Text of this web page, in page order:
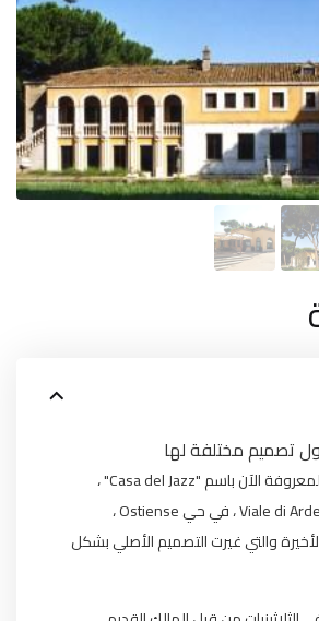
تصميم مختلفة لها
شهدت Villa Osio ، المعروفة الآن باسم "Casa del Jazz" ،
والتي تقع في Viale di Ardeatina ، في حي Ostiense ،
والتي غيرت التصميم الأصلي بشكل